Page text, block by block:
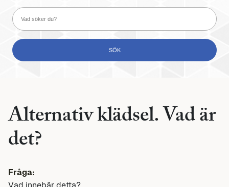
Alternativ klädsel. Vad är
det?
Fråga:
Vad innebär detta?